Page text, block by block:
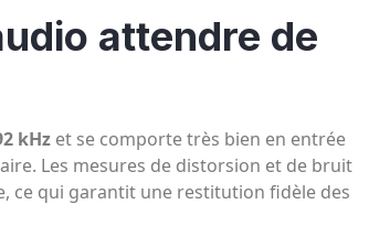
attendre de
kHz et se comporte très bien en entrée
Les mesures de distorsion et de bruit
ce qui garantit une restitution fidèle des